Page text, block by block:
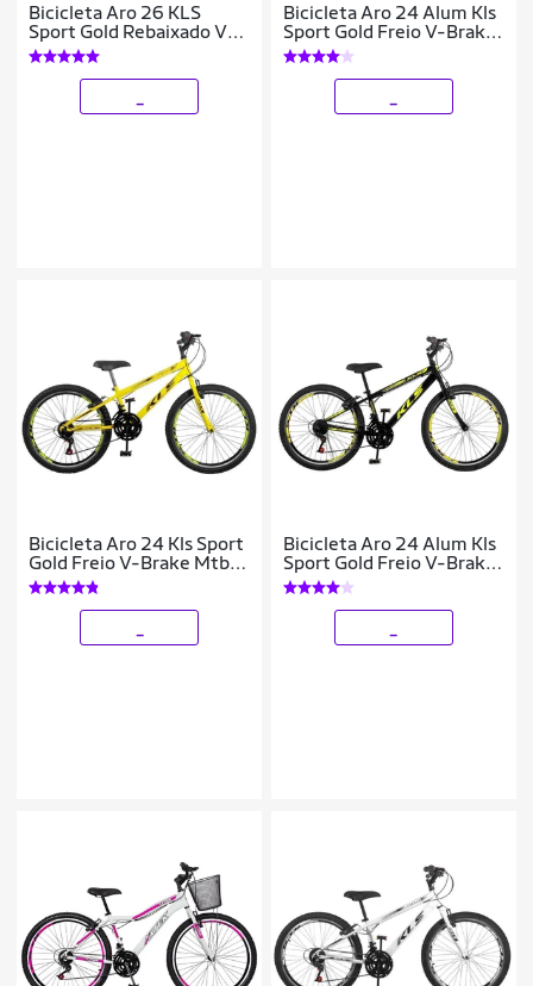
Bicicleta Aro 26 KLS
Sport Gold Rebaixado V-
Brake Mtb 21V
Bicicleta Aro 24 Alum Kls
Sport Gold Freio V-Brake
Mtb 21V
Bicicleta Aro 24 Kls Sport
Gold Freio V-Brake Mtb
21 Marchas
Bicicleta Aro 24 Alum Kls
Sport Gold Freio V-Brake
Mtb 21V